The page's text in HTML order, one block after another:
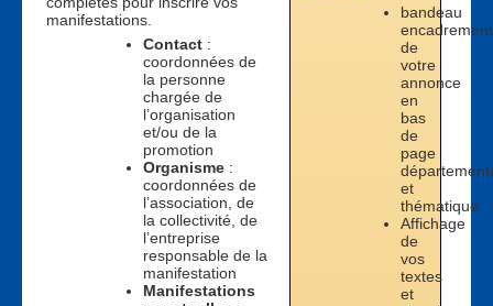
manifestations.
Contact :
coordonnées de
la personne
chargée de
l’organisation
et/ou de la
promotion
Organisme :
coordonnées de
l’association, de
la collectivité, de
l’entreprise
responsable de la
manifestation
Manifestations
bandeau
encadrement
de
votre
annonce
en
bas
de
page
et
thématique
Affichage
de
vos
textes
et